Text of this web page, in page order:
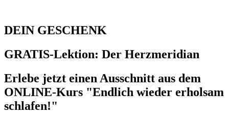
DEIN GESCHENK
GRATIS-Lektion: Der Herzmeridian
Erlebe jetzt einen Ausschnitt aus dem
ONLINE-Kurs "Endlich wieder erholsam
schlafen!"